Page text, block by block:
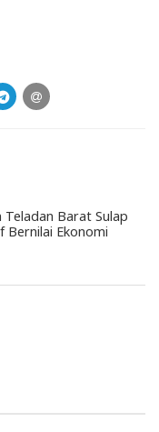
Teladan Barat Sulap
Bernilai Ekonomi